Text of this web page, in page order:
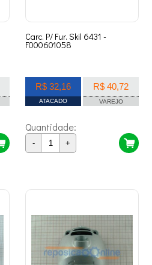
Carc. P/ Fur. Skil 6431 -
F000601058
R$ 32,16
ATACADO
R$ 40,72
VAREJO
Quantidade:
- +